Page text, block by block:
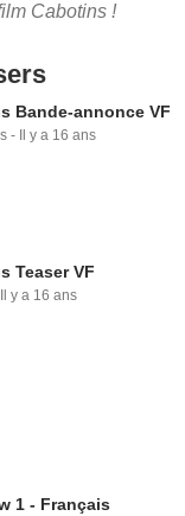
Cabotins !
Bande-annonce VF
- Il y a 16 ans
Teaser VF
Il y a 16 ans
1 - Français